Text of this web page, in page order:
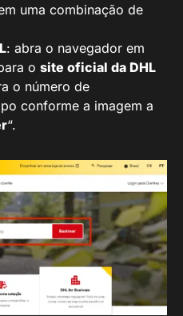
uma combinação de
: abra o navegador em
o site oficial da DHL
o número de
conforme a imagem a
“.